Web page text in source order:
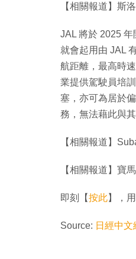
【相關報道】斯
JAL 將於 2025
就會起用由 JAL
航距離，最高時
業提供駕駛員培
塞，亦可為居於
務，無法藉此與其
【相關報道】
【相關報道】寶
即刻【按此】，
Source: 日經中文